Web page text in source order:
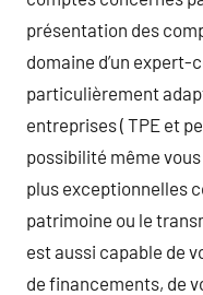
présentation des
domaine d’un
particulièrement
entreprises ( TPE et
possibilité même
plus exceptionnelles
patrimoine ou le
est aussi capable de
de financements, de